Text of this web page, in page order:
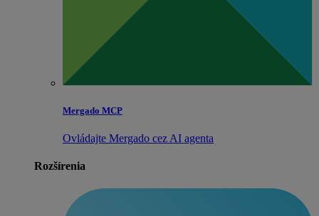
Mergado MCP
Ovládajte Mergado cez AI agenta
Rozšírenia